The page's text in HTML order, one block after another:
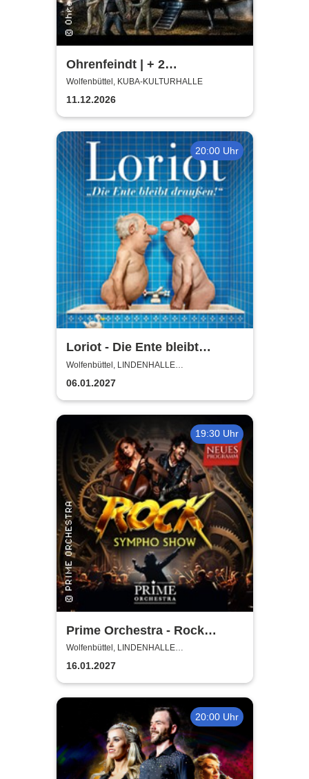
Ohrenfeindt | + 2
Supportbands
Wolfenbüttel, KUBA-KULTURHALLE
11.12.2026
20:00 Uhr
Loriot - Die Ente bleibt
draußen!
Wolfenbüttel, LINDENHALLE
WOLFENBÜTTEL
06.01.2027
19:30 Uhr
Prime Orchestra - Rock
Sympho Show
Wolfenbüttel, LINDENHALLE
WOLFENBÜTTEL
16.01.2027
20:00 Uhr